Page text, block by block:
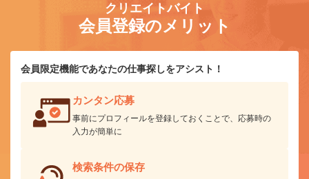
クリエイトバイト
会員登録のメリット
会員限定機能であなたの仕事探しをアシスト！
カンタン応募
事前にプロフィールを登録しておくことで、応募時の
入力が簡単に
検索条件の保存